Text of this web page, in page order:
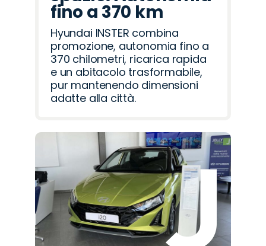
fino a 370 km
Hyundai INSTER combina
promozione, autonomia fino a
370 chilometri, ricarica rapida
e un abitacolo trasformabile,
pur mantenendo dimensioni
adatte alla città.